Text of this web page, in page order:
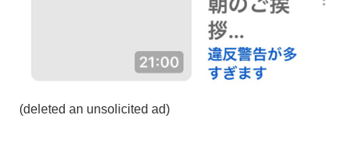
(deleted an unsolicited ad)